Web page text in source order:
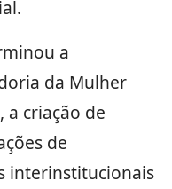
a
da Mulher
criação de
de
interinstitucionais